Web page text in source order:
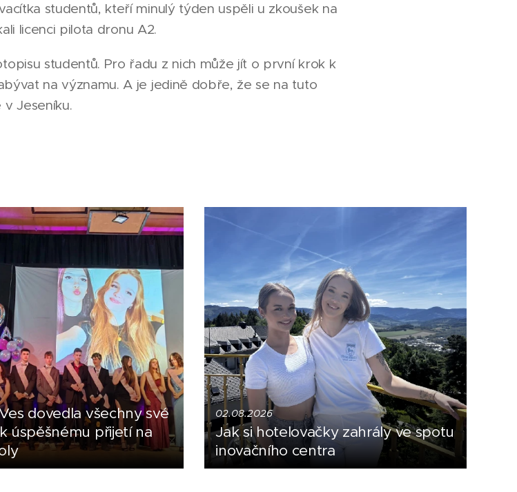
studentů, kteří minulý týden uspěli u zkoušek na
licenci pilota dronu A2.
studentů. Pro řadu z nich může jít o první krok k
na významu. A je jedině dobře, že se na tuto
Jeseníku.
dovedla všechny své
úspěšnému přijetí na
02.08.2026
Jak si hotelovačky zahrály ve spotu
inovačního centra